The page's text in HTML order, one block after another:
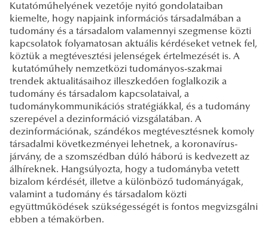
Kutatóműhelyének vezetője nyitó gondolataiban
kiemelte, hogy napjaink információs társadalmában a
tudomány és a társadalom valamennyi szegmense közti
kapcsolatok folyamatosan aktuális kérdéseket vetnek fel,
köztük a megtévesztési jelenségek értelmezését is. A
kutatóműhely nemzetközi tudományos-szakmai
trendek aktualitásaihoz illeszkedően foglalkozik a
tudomány és társadalom kapcsolataival, a
tudománykommunikációs stratégiákkal, és a tudomány
szerepével a dezinformáció vizsgálatában. A
dezinformációnak, szándékos megtévesztésnek komoly
társadalmi következményei lehetnek, a koronavírus-
járvány, de a szomszédban dúló háború is kedvezett az
álhíreknek. Hangsúlyozta, hogy a tudományba vetett
bizalom kérdését, illetve a különböző tudományágak,
valamint a tudomány és társadalom közti
együttműködések szükségességét is fontos megvizsgálni
ebben a témakörben.